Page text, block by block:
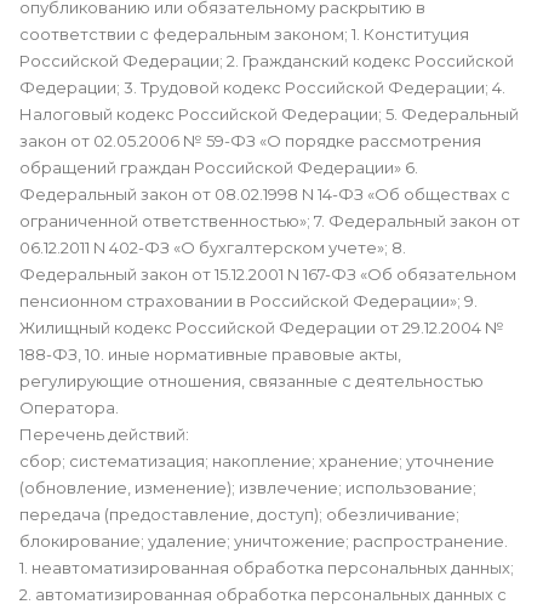
опубликованию или обязательному раскрытию в
соответствии с федеральным законом; 1. Конституция
Российской Федерации; 2. Гражданский кодекс Российской
Федерации; 3. Трудовой кодекс Российской Федерации; 4.
Налоговый кодекс Российской Федерации; 5. Федеральный
закон от 02.05.2006 № 59-ФЗ «О порядке рассмотрения
обращений граждан Российской Федерации» 6.
Федеральный закон от 08.02.1998 N 14-ФЗ «Об обществах с
ограниченной ответственностью»; 7. Федеральный закон от
06.12.2011 N 402-ФЗ «О бухгалтерском учете»; 8.
Федеральный закон от 15.12.2001 N 167-ФЗ «Об обязательном
пенсионном страховании в Российской Федерации»; 9.
Жилищный кодекс Российской Федерации от 29.12.2004 №
188-ФЗ, 10. иные нормативные правовые акты,
регулирующие отношения, связанные с деятельностью
Оператора.
Перечень действий:
сбор; систематизация; накопление; хранение; уточнение
(обновление, изменение); извлечение; использование;
передача (предоставление, доступ); обезличивание;
блокирование; удаление; уничтожение; распространение.
1. неавтоматизированная обработка персональных данных;
2. автоматизированная обработка персональных данных с